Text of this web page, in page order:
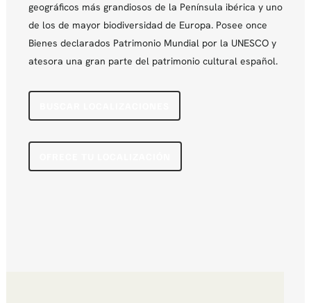
geográficos más grandiosos de la Península ibérica y uno
de los de mayor biodiversidad de Europa. Posee once
Bienes declarados Patrimonio Mundial por la UNESCO y
atesora una gran parte del patrimonio cultural español.